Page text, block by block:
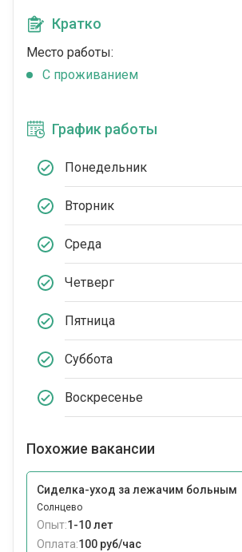
Кратко
Место работы:
C проживанием
График работы
Понедельник
Вторник
Среда
Четверг
Пятница
Суббота
Воскресенье
Похожие вакансии
Сиделка-уход за лежачим больным
Солнцево
Опыт:1-10 лет
Оплата:100 руб/час